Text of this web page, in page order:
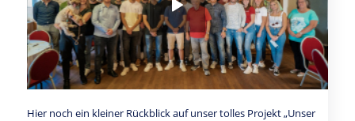
Hier noch ein kleiner Rückblick auf unser tolles Projekt „Unser